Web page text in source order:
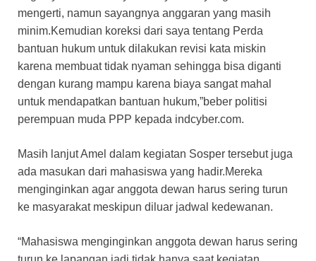
mengerti, namun sayangnya anggaran yang masih
minim.Kemudian koreksi dari saya tentang Perda
bantuan hukum untuk dilakukan revisi kata miskin
karena membuat tidak nyaman sehingga bisa diganti
dengan kurang mampu karena biaya sangat mahal
untuk mendapatkan bantuan hukum,”beber politisi
perempuan muda PPP kepada indcyber.com.
Masih lanjut Amel dalam kegiatan Sosper tersebut juga
ada masukan dari mahasiswa yang hadir.Mereka
menginginkan agar anggota dewan harus sering turun
ke masyarakat meskipun diluar jadwal kedewanan.
“Mahasiswa menginginkan anggota dewan harus sering